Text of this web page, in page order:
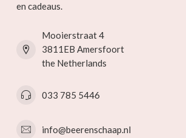
en cadeaus.
Mooierstraat 4
3811EB Amersfoort
the Netherlands
033 785 5446
info@beerenschaap.nl